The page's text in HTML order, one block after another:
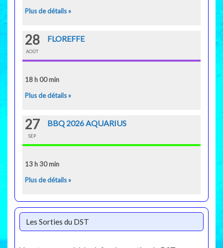
Plus de détails »
28
AOÛT
FLOREFFE
18 h 00 min
Plus de détails »
27
SEP
BBQ 2026 AQUARIUS
13 h 30 min
Plus de détails »
Les Sorties du DST